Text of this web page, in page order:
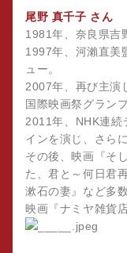
尾野 真千子 さん
1981年、奈良県吉
1997年、河瀨直美
ュー。
2007年、再び主演
国際映画祭グラン
2011年、NHK連続
インを演じ、さら
その後、映画『そ
た、君と～何日君
漱石の妻』など多
映画『ナミヤ雑貨